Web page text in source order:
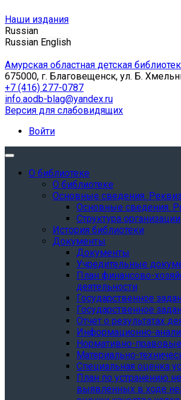
Наши издания
Russian
Russian English
Амурская областная детская
675000, г. Благовещенск, ул. Б.
+7 (416) 277-0787
info.aodb-blag@yandex.ru
Версия для слабовидящих
Войти
О библиотеке
О библиотеке
Основные сведения.
Основные сведения.
Структура организации
История библиотеки
Документы
Документы
Учредительные
План финансово-
деятельности
Государственное
Государственное
Отчет о результатах
Информационно-
Нормативно-
Материально-
Специальная оценка
План по устранению
выявленных в ходе